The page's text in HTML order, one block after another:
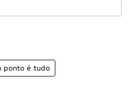
ponto é tudo